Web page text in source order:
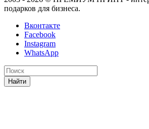
подарков для бизнеса.
Вконтакте
Facebook
Instagram
WhatsApp
Найти